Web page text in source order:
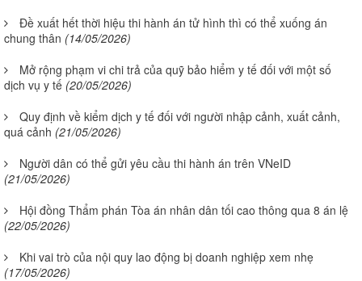
Đề xuất hết thời hiệu thi hành án tử hình thì có thể xuống án
chung thân (14/05/2026)
Mở rộng phạm vi chi trả của quỹ bảo hiểm y tế đối với một số
dịch vụ y tế (20/05/2026)
Quy định về kiểm dịch y tế đối với người nhập cảnh, xuất cảnh,
quá cảnh (21/05/2026)
Người dân có thể gửi yêu cầu thi hành án trên VNeID
(21/05/2026)
Hội đồng Thẩm phán Tòa án nhân dân tối cao thông qua 8 án lệ
(22/05/2026)
Khi vai trò của nội quy lao động bị doanh nghiệp xem nhẹ
(17/05/2026)